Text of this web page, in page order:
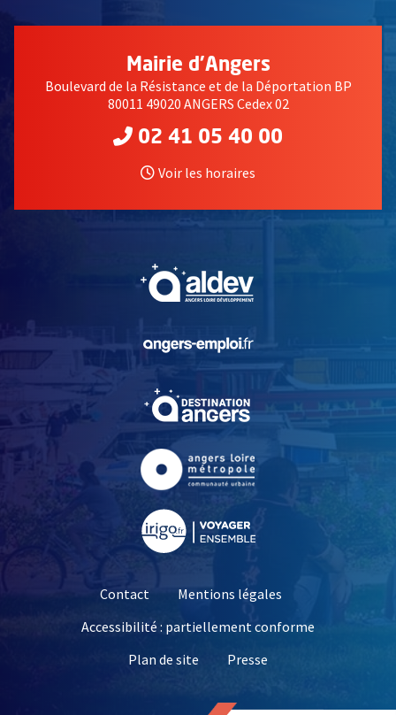
Mairie d'Angers
Boulevard de la Résistance et de la Déportation BP
80011 49020 ANGERS Cedex 02
02 41 05 40 00
Voir les horaires
, Ouvre une nouvelle
, Ouvre une nouvelle
Contact
Mentions légales
Accessibilité : partiellement conforme
Plan de site
Presse